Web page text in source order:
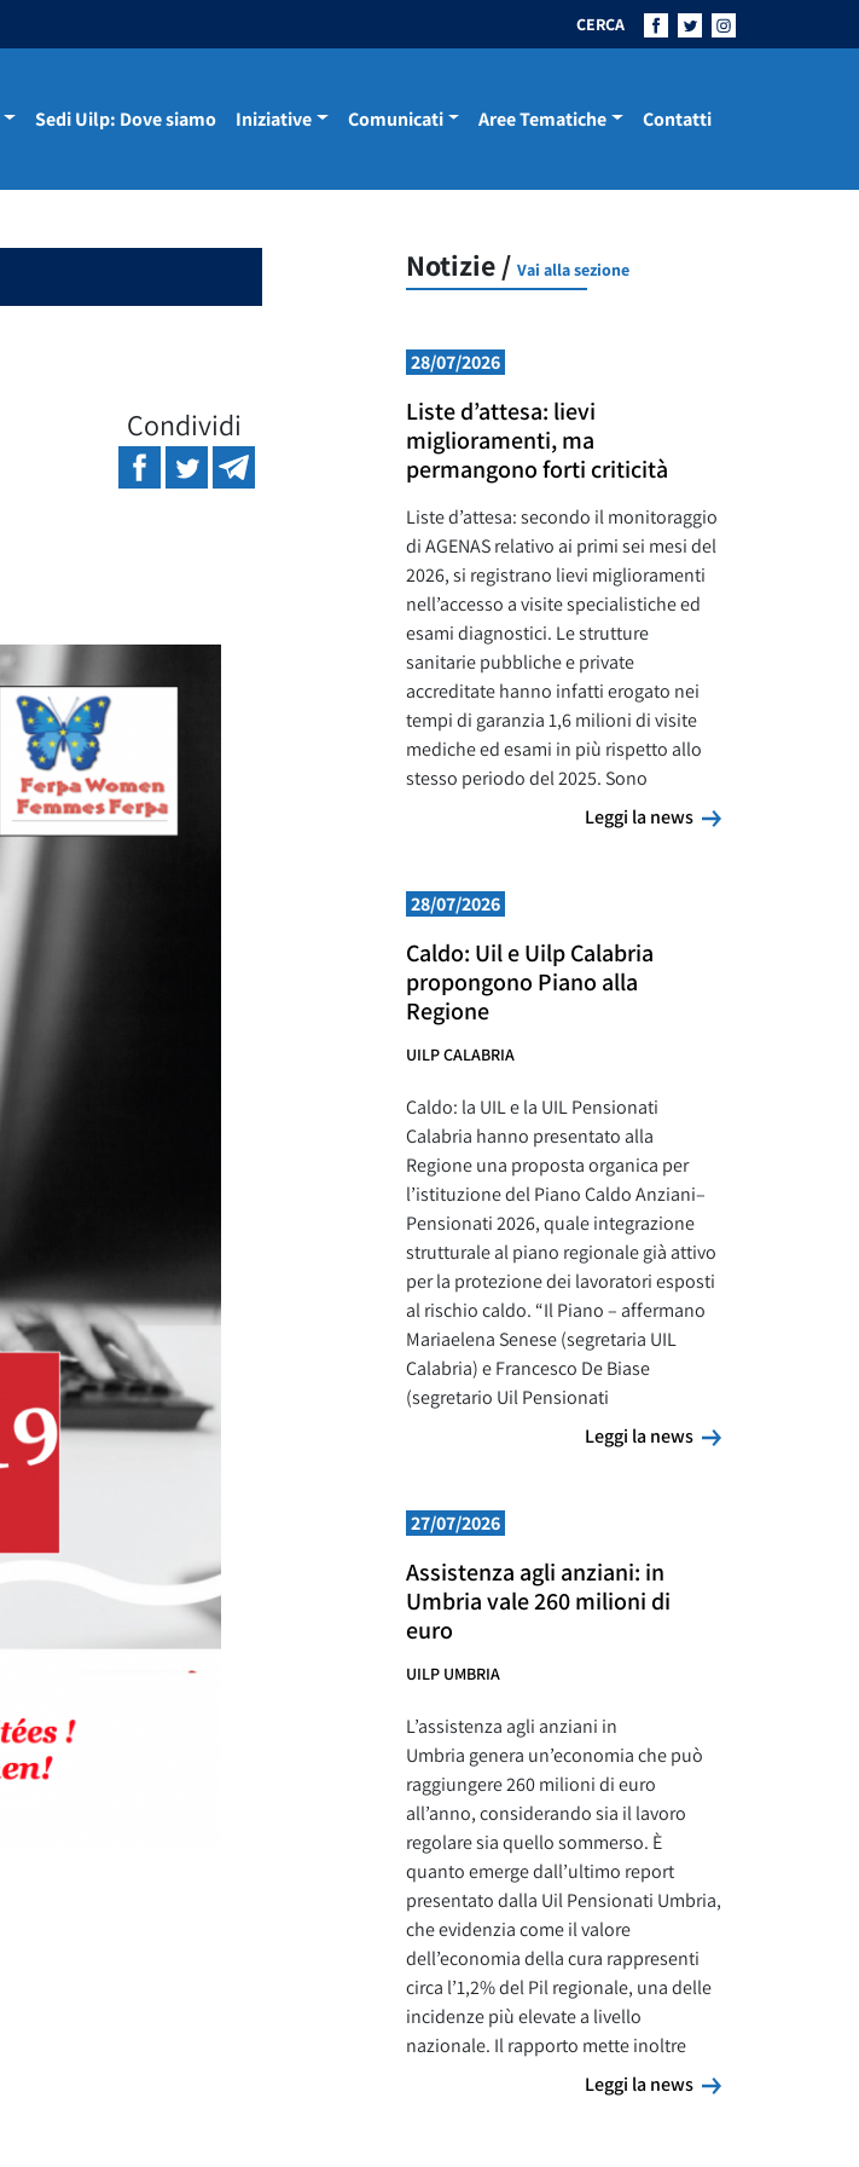
CERCA
Sedi Uilp: Dove siamo Iniziative Comunicati Aree Tematiche Contatti
Condividi
Notizie / Vai alla sezione
28/07/2026
Liste d’attesa: lievi
miglioramenti, ma
permangono forti criticità
Liste d’attesa: secondo il monitoraggio
di AGENAS relativo ai primi sei mesi del
2026, si registrano lievi miglioramenti
nell’accesso a visite specialistiche ed
esami diagnostici. Le strutture
sanitarie pubbliche e private
accreditate hanno infatti erogato nei
tempi di garanzia 1,6 milioni di visite
mediche ed esami in più rispetto allo
stesso periodo del 2025. Sono
Leggi la news
Leggi la news
28/07/2026
Caldo: Uil e Uilp Calabria
propongono Piano alla
Regione
UILP CALABRIA
Caldo: la UIL e la UIL Pensionati
Calabria hanno presentato alla
Regione una proposta organica per
l’istituzione del Piano Caldo Anziani–
Pensionati 2026, quale integrazione
strutturale al piano regionale già attivo
per la protezione dei lavoratori esposti
al rischio caldo. “Il Piano – affermano
Mariaelena Senese (segretaria UIL
Calabria) e Francesco De Biase
(segretario Uil Pensionati
Leggi la news
Leggi la news
27/07/2026
Assistenza agli anziani: in
Umbria vale 260 milioni di
euro
UILP UMBRIA
L’assistenza agli anziani in
Umbria genera un’economia che può
raggiungere 260 milioni di euro
all’anno, considerando sia il lavoro
regolare sia quello sommerso. È
quanto emerge dall’ultimo report
presentato dalla Uil Pensionati Umbria,
che evidenzia come il valore
dell’economia della cura rappresenti
circa l’1,2% del Pil regionale, una delle
incidenze più elevate a livello
nazionale. Il rapporto mette inoltre
Leggi la news
Leggi la news